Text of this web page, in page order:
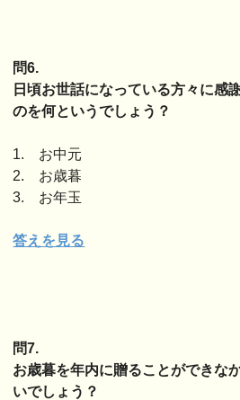
問6.
日頃お世話になっている方々に感
のを何というでしょう？
1. お中元
2. お歳暮
3. お年玉
答えを見る
問7.
お歳暮を年内に贈ることができな
いでしょう？